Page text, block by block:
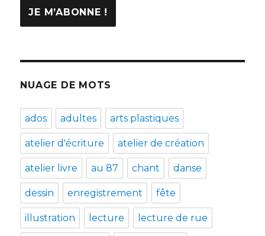
NUAGE DE MOTS
ados adultes arts plastiques
atelier d'écriture atelier de création
atelier livre au 87 chant danse
dessin enregistrement fête
illustration lecture lecture de rue